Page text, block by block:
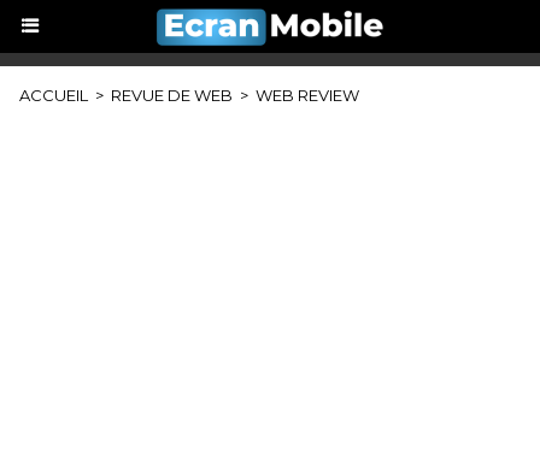
ACCUEIL > REVUE DE WEB > WEB REVIEW